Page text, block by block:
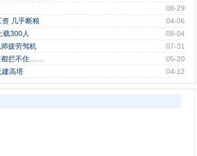
08-29
04-06
几乎断粮
08-04
载300人
07-31
疲劳驾机
05-20
都拦不住……
04-12
建高塔